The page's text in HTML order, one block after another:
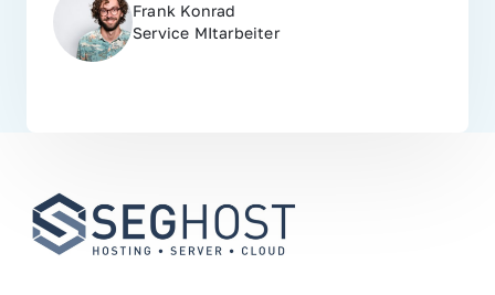
Frank Konrad
Service MItarbeiter